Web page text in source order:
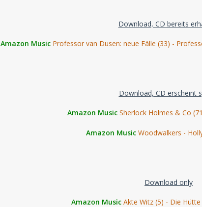
Download, CD bereits
Amazon Music Professor van Dusen: neue Fälle (33) -
Download, CD erscheint
Amazon Music Sherlock Holmes & Co
Amazon Music Woodwalkers -
Download only
Amazon Music Akte Witz (5) - Die